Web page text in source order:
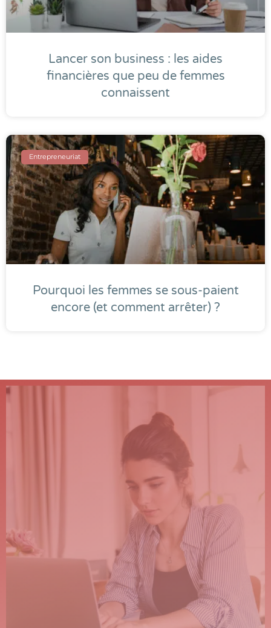
Lancer son business : les aides
financières que peu de femmes
connaissent
Entrepreneuriat
Pourquoi les femmes se sous-paient
encore (et comment arrêter) ?